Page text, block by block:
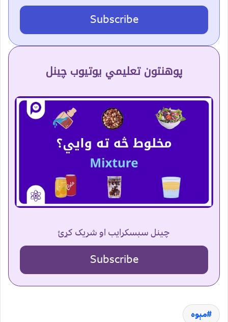
Subscribe
پوهنتون تعلیمي یوتیوب چینل
چینل سبسکرایب او شریک کړئ
Subscribe
مېوه